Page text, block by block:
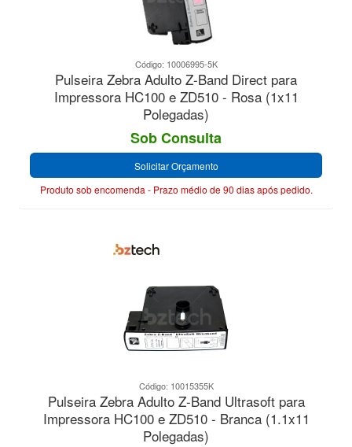
Código: 10006995-5K
Pulseira Zebra Adulto Z-Band Direct para
Impressora HC100 e ZD510 - Rosa (1x11
Polegadas)
Sob Consulta
Solicitar Orçamento
Produto sob encomenda - Prazo médio de 90 dias após pedido.
Código: 10015355K
Pulseira Zebra Adulto Z-Band Ultrasoft para
Impressora HC100 e ZD510 - Branca (1.1x11
Polegadas)